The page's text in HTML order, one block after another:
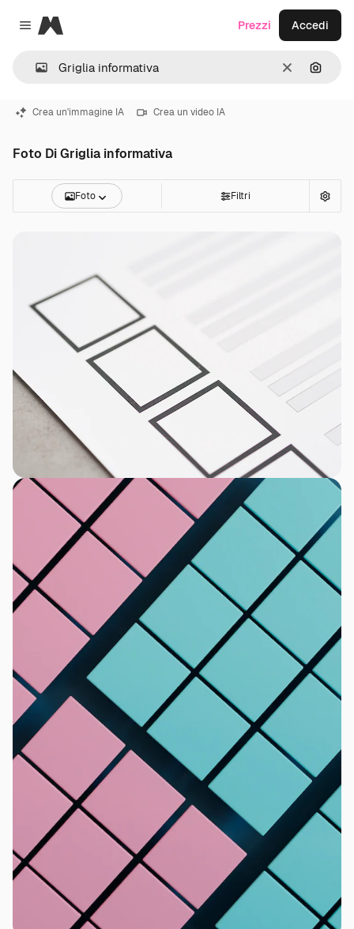
Close menu
Magnific
CancellaCerca
Prezzi Accedi
Crea un'immagine IA Crea un video IA
Foto Di Griglia informativa
Foto Filtri